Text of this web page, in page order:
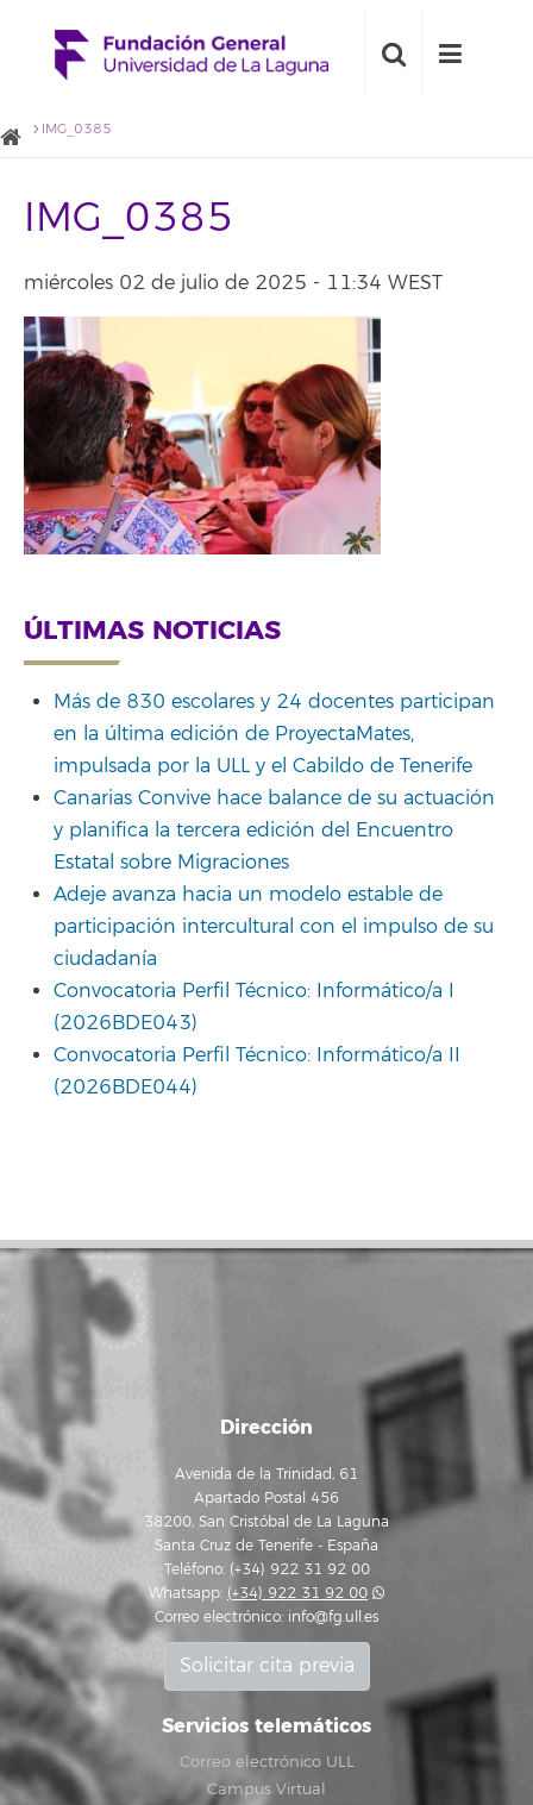
IMG_0385
IMG_0385
miércoles 02 de julio de 2025 - 11:34 WEST
ÚLTIMAS NOTICIAS
Más de 830 escolares y 24 docentes participan
en la última edición de ProyectaMates,
impulsada por la ULL y el Cabildo de Tenerife
Canarias Convive hace balance de su actuación
y planifica la tercera edición del Encuentro
Estatal sobre Migraciones
Adeje avanza hacia un modelo estable de
participación intercultural con el impulso de su
ciudadanía
Convocatoria Perfil Técnico: Informático/a I
(2026BDE043)
Convocatoria Perfil Técnico: Informático/a II
(2026BDE044)
Dirección
Avenida de la Trinidad, 61
Apartado Postal 456
38200, San Cristóbal de La Laguna
Santa Cruz de Tenerife - España
Teléfono: (+34) 922 31 92 00
Whatsapp: (+34) 922 31 92 00
Correo electrónico: info@fg.ull.es
Solicitar cita previa
Servicios telemáticos
Correo electrónico ULL
Campus Virtual